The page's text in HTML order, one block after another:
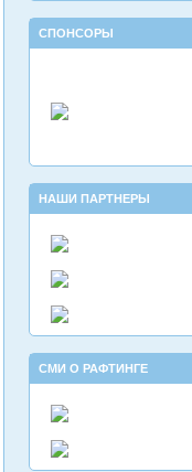
СПОНСОРЫ
НАШИ ПАРТНЕРЫ
СМИ О РАФТИНГЕ